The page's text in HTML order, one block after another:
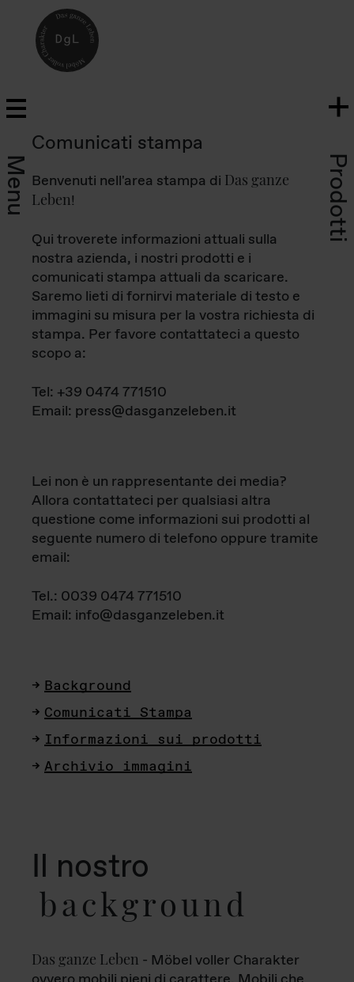
Menu Prodotti
Comunicati stampa
Benvenuti nell'area stampa di Das ganze
Leben!
Qui troverete informazioni attuali sulla
nostra azienda, i nostri prodotti e i
comunicati stampa attuali da scaricare.
Saremo lieti di fornirvi materiale di testo e
immagini su misura per la vostra richiesta di
stampa. Per favore contattateci a questo
scopo a:
Tel: +39 0474 771510
Email: press@dasganzeleben.it
Lei non è un rappresentante dei media?
Allora contattateci per qualsiasi altra
questione come informazioni sui prodotti al
seguente numero di telefono oppure tramite
email:
Tel.: 0039 0474 771510
Email: info@dasganzeleben.it
Background
Comunicati Stampa
Informazioni sui prodotti
Archivio immagini
Il nostro
background
Das ganze Leben - Möbel voller Charakter